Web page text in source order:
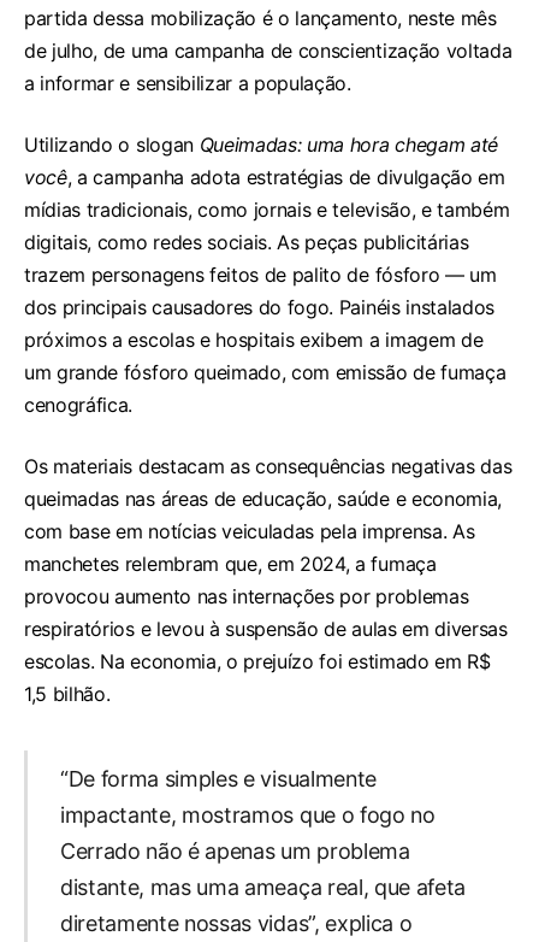
partida dessa mobilização é o lançamento, neste mês
de julho, de uma campanha de conscientização voltada
a informar e sensibilizar a população.
Utilizando o slogan Queimadas: uma hora chegam até
você, a campanha adota estratégias de divulgação em
mídias tradicionais, como jornais e televisão, e também
digitais, como redes sociais. As peças publicitárias
trazem personagens feitos de palito de fósforo — um
dos principais causadores do fogo. Painéis instalados
próximos a escolas e hospitais exibem a imagem de
um grande fósforo queimado, com emissão de fumaça
cenográfica.
Os materiais destacam as consequências negativas das
queimadas nas áreas de educação, saúde e economia,
com base em notícias veiculadas pela imprensa. As
manchetes relembram que, em 2024, a fumaça
provocou aumento nas internações por problemas
respiratórios e levou à suspensão de aulas em diversas
escolas. Na economia, o prejuízo foi estimado em R$
1,5 bilhão.
“De forma simples e visualmente
impactante, mostramos que o fogo no
Cerrado não é apenas um problema
distante, mas uma ameaça real, que afeta
diretamente nossas vidas”, explica o